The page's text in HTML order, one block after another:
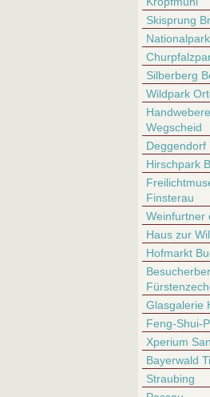
Skisprung
Silberberg
Wildpark
Wegscheid
Deggendorf
Hirschpark
Finsterau
Weinfurtner
Haus zur
Hofmarkt
Glasgalerie
Feng-Shui-
Xperium
Bayerwald
Straubing